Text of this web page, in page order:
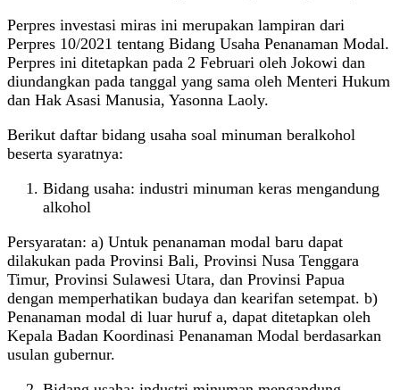
Perpres investasi miras ini merupakan lampiran dari
Perpres 10/2021 tentang Bidang Usaha Penanaman Modal.
Perpres ini ditetapkan pada 2 Februari oleh Jokowi dan
diundangkan pada tanggal yang sama oleh Menteri Hukum
dan Hak Asasi Manusia, Yasonna Laoly.
Berikut daftar bidang usaha soal minuman beralkohol
beserta syaratnya:
Bidang usaha: industri minuman keras mengandung
alkohol
Persyaratan: a) Untuk penanaman modal baru dapat
dilakukan pada Provinsi Bali, Provinsi Nusa Tenggara
Timur, Provinsi Sulawesi Utara, dan Provinsi Papua
dengan memperhatikan budaya dan kearifan setempat. b)
Penanaman modal di luar huruf a, dapat ditetapkan oleh
Kepala Badan Koordinasi Penanaman Modal berdasarkan
usulan gubernur.